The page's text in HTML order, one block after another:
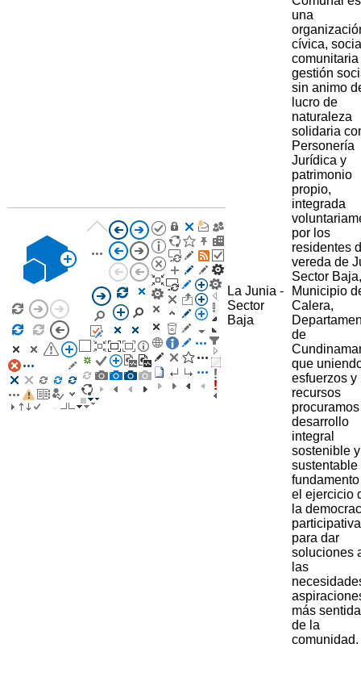
La Junia -
Sector
Baja
una
cívica,
comunitaria
gestión
sin animo
lucro de
naturaleza
solidaria
Personería
Jurídica y
patrimonio
propio,
integrada
por los
residentes
vereda de
Sector Baja,
Municipio
Calera,
de
que
esfuerzos y
recursos
desarrollo
integral
sostenible y
sustentable
el ejercicio
la
para dar
soluciones
las
más
de la
comunidad.​